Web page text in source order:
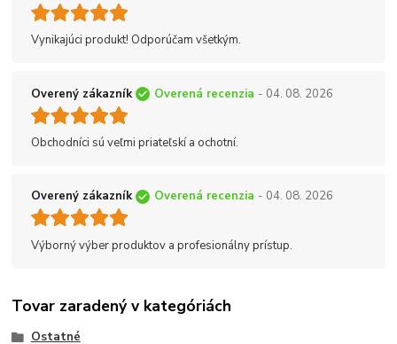
Vynikajúci produkt! Odporúčam všetkým.
Overený zákazník Overená recenzia - 04. 08. 2026
Obchodníci sú veľmi priateľskí a ochotní.
Overený zákazník Overená recenzia - 04. 08. 2026
Výborný výber produktov a profesionálny prístup.
Tovar zaradený v kategóriách
Ostatné